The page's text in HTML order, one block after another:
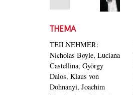
THEMA
TEILNEHMER:
Nicholas Boyle, Luciana
Castellina, György
Dalos, Klaus von
Dohnanyi, Joachim
Adam Michnik, Hans
Mommsen, Herta
Müller, Oskar Negt,
Rachel Salamander, Karl
Schlögel, Hagen